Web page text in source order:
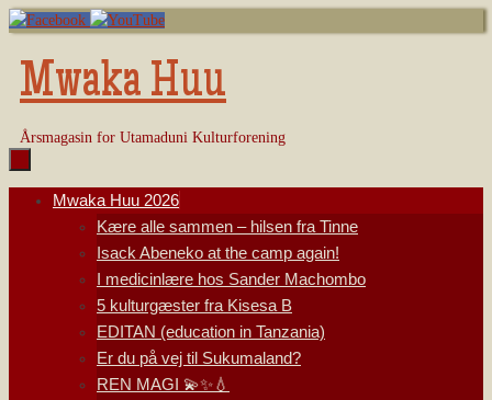
Skip
content
Mwaka Huu
Årsmagasin for Utamaduni Kulturforening
Mwaka Huu 2026
Kære alle sammen – hilsen fra Tinne
Isack Abeneko at the camp again!
I medicinlære hos Sander Machombo
5 kulturgæster fra Kisesa B
EDITAN (education in Tanzania)
Er du på vej til Sukumaland?
REN MAGI 💫✨💧